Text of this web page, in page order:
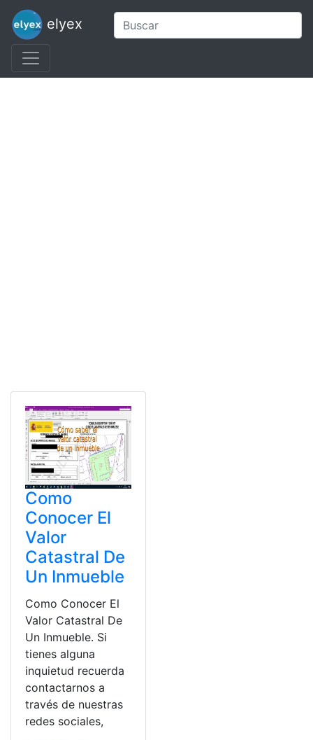
elyex
Como
Conocer El
Valor
Catastral De
Un Inmueble
Como Conocer El
Valor Catastral De
Un Inmueble. Si
tienes alguna
inquietud recuerda
contactarnos a
través de nuestras
redes sociales,